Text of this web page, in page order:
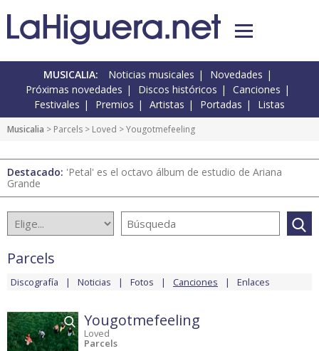
MUSICALIA: Noticias musicales
Novedades
Próximas novedades
Discos históricos
Canciones
Festivales
Premios Artistas Portadas Listas
Musicalia > Parcels > Loved > Yougotmefeeling
Destacado: 'Petal' es el octavo álbum de estudio de Ariana
Grande
Parcels
Discografía Noticias Fotos Canciones Enlaces
Yougotmefeeling
Loved
Parcels